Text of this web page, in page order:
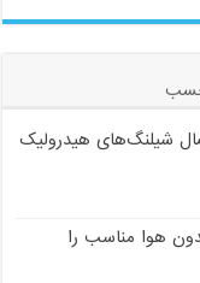
شیلنگ‌های هیدرولیک
هوا مناسب را